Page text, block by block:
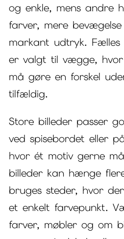
og enkle, mens andre
farver, mere
markant udtryk.
er valgt til vægge, hvor
må gøre en forskel
tilfældig.
Store billeder passer
ved spisebordet eller
hvor ét motiv gerne
billeder kan hænge
bruges steder, hvor
et enkelt farvepunkt.
farver, møbler og om